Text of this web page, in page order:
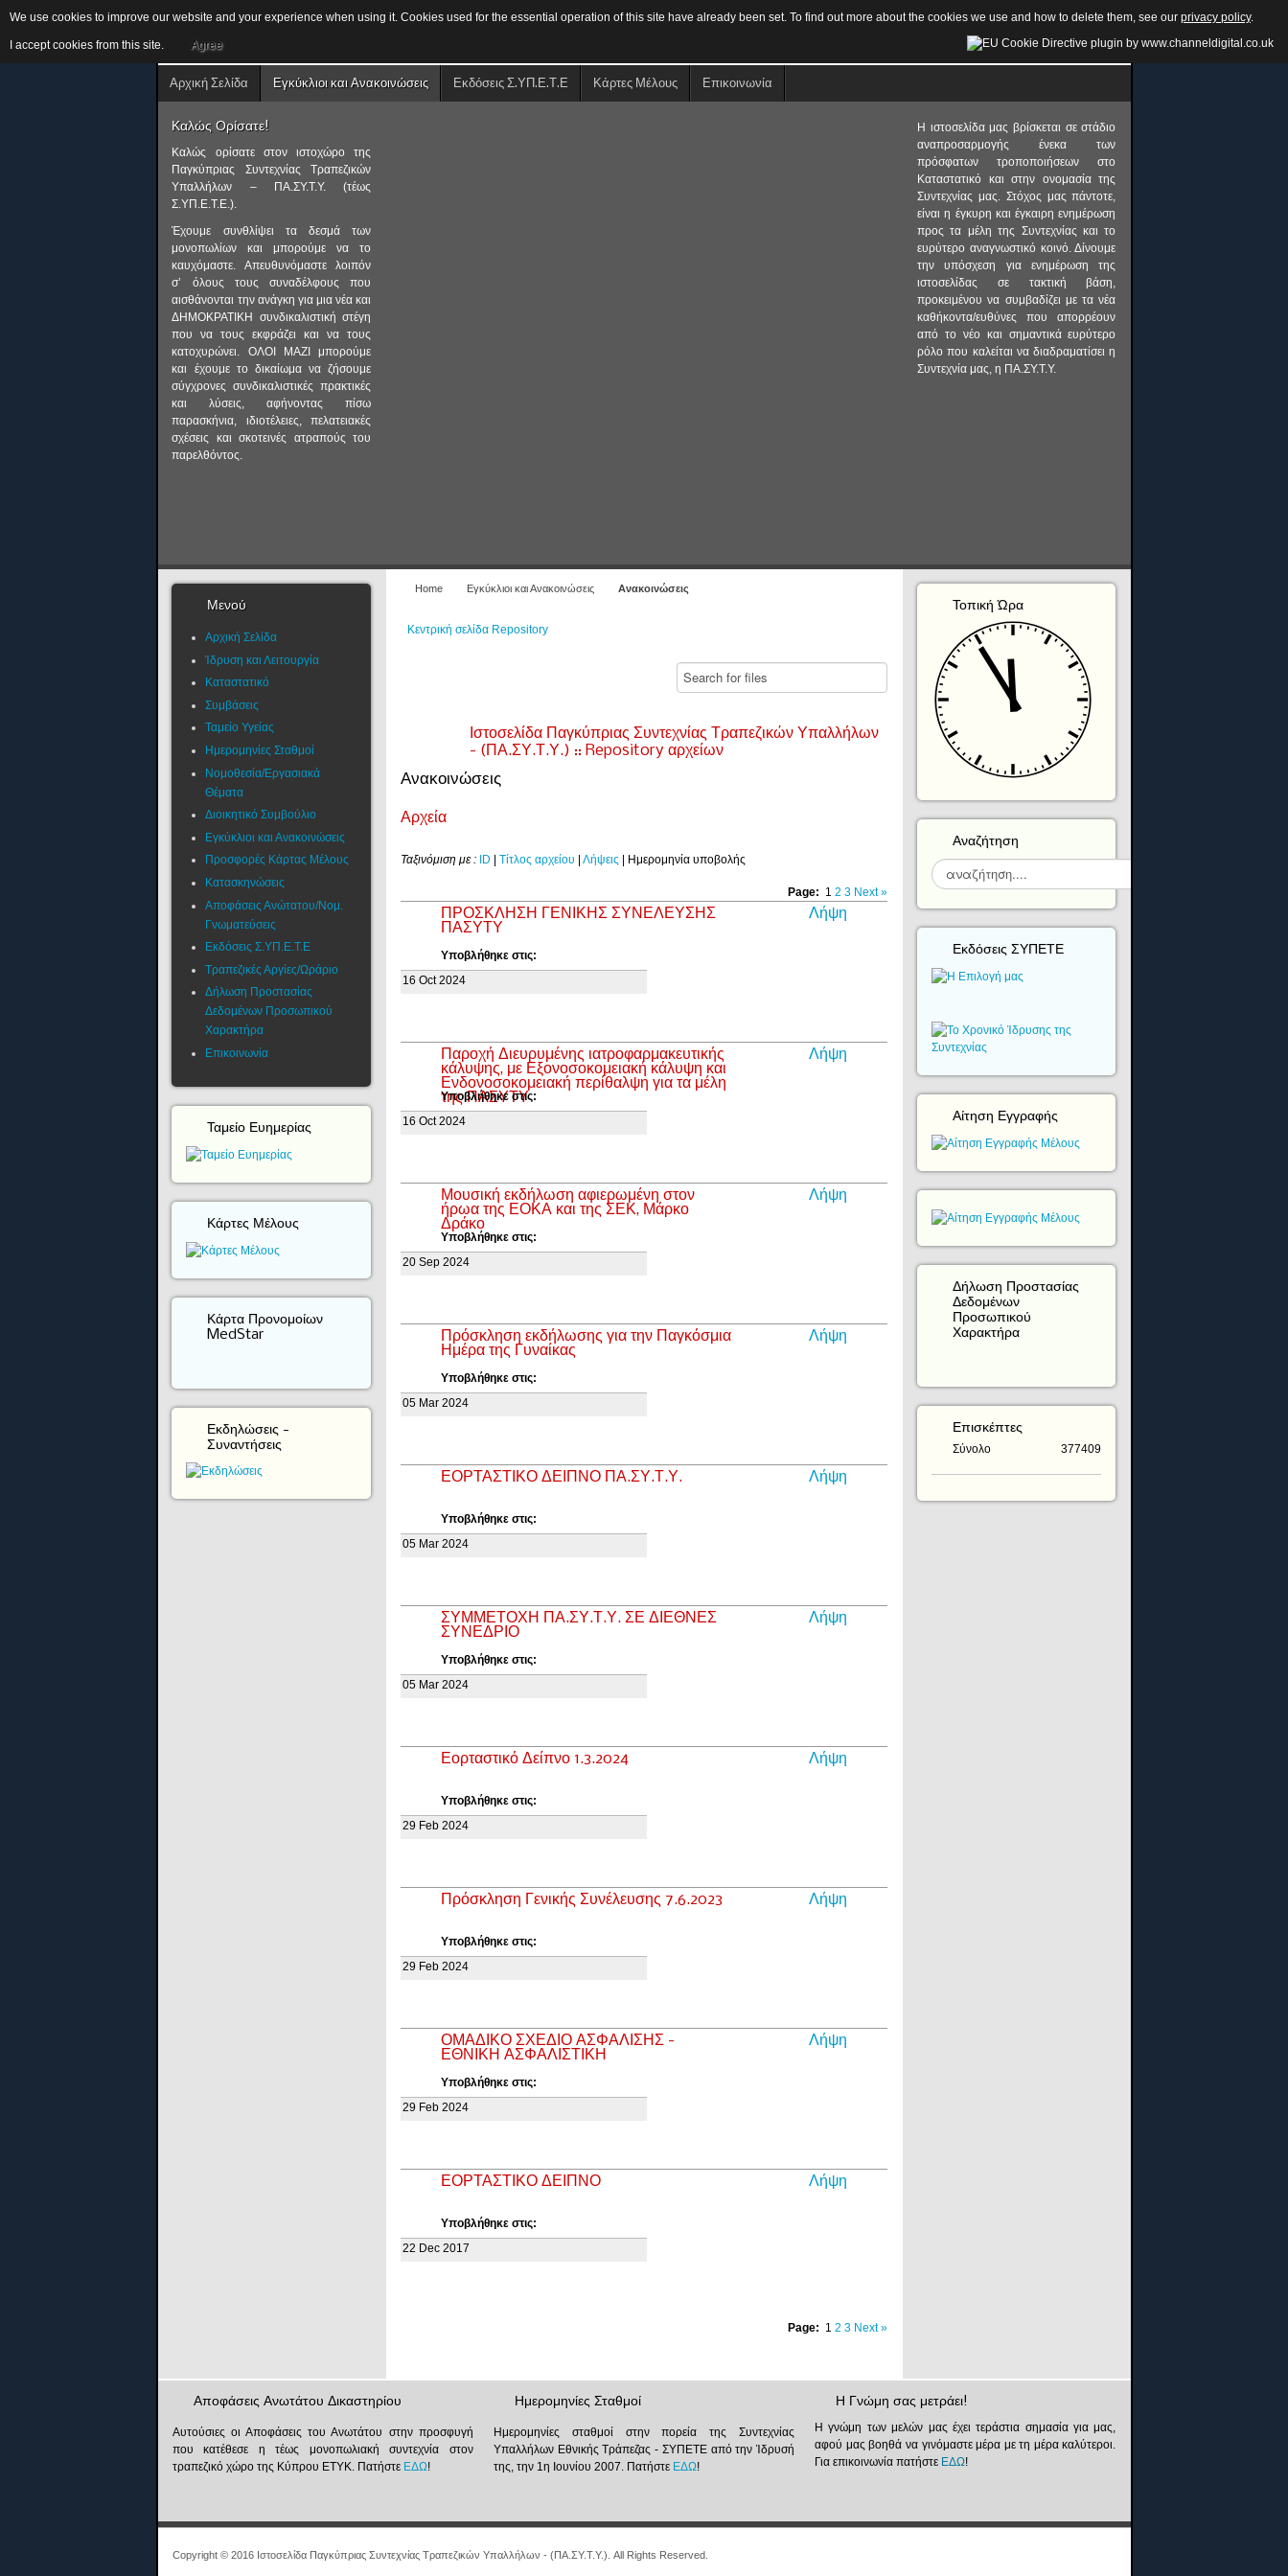
Αρχική Σελίδα Εγκύκλιοι και Ανακοινώσεις Εκδόσεις Σ.ΥΠ.Ε.Τ.Ε Κάρτες Μέλους Επικοινωνία
Καλώς Ορίσατε!
Καλώς ορίσατε στον ιστοχώρο της
Παγκύπριας Συντεχνίας Τραπεζικών
Υπαλλήλων – ΠΑ.ΣΥ.Τ.Υ. (τέως
Σ.ΥΠ.Ε.Τ.Ε.).
Έχουμε συνθλίψει τα δεσμά των
μονοπωλίων και μπορούμε να το
καυχόμαστε. Απευθυνόμαστε λοιπόν
σ’ όλους τους συναδέλφους που
αισθάνονται την ανάγκη για μια νέα και
ΔΗΜΟΚΡΑΤΙΚΗ συνδικαλιστική στέγη
που να τους εκφράζει και να τους
κατοχυρώνει. ΟΛΟΙ ΜΑΖΙ μπορούμε
και έχουμε το δικαίωμα να ζήσουμε
σύγχρονες συνδικαλιστικές πρακτικές
και λύσεις, αφήνοντας πίσω
παρασκήνια, ιδιοτέλειες, πελατειακές
σχέσεις και σκοτεινές ατραπούς του
παρελθόντος.
Η ιστοσελίδα μας βρίσκεται σε στάδιο
αναπροσαρμογής ένεκα των
πρόσφατων τροποποιήσεων στο
Καταστατικό και στην ονομασία της
Συντεχνίας μας. Στόχος μας πάντοτε,
είναι η έγκυρη και έγκαιρη ενημέρωση
προς τα μέλη της Συντεχνίας και το
ευρύτερο αναγνωστικό κοινό. Δίνουμε
την υπόσχεση για ενημέρωση της
ιστοσελίδας σε τακτική βάση,
προκειμένου να συμβαδίζει με τα νέα
καθήκοντα/ευθύνες που απορρέουν
από το νέο και σημαντικά ευρύτερο
ρόλο που καλείται να διαδραματίσει η
Συντεχνία μας, η ΠΑ.ΣΥ.Τ.Υ.
Home Εγκύκλιοι και Ανακοινώσεις Ανακοινώσεις
Κεντρική σελίδα Repository
Ιστοσελίδα Παγκύπριας Συντεχνίας Τραπεζικών Υπαλλήλων
- (ΠΑ.ΣΥ.Τ.Υ.) :: Repository αρχείων
Ανακοινώσεις
Αρχεία
Ταξινόμιση με : ID |Τίτλος αρχείου |Λήψεις | Ημερομηνία υποβολής
Page: 1 2 3 Next »
ΠΡΟΣΚΛΗΣΗ ΓΕΝΙΚΗΣ ΣΥΝΕΛΕΥΣΗΣ
ΠΑΣΥΤΥ
Λήψη
Υποβλήθηκε στις:
16 Oct 2024
Παροχή Διευρυμένης ιατροφαρμακευτικής
κάλυψης, με Εξονοσοκομειακή κάλυψη και
Ενδονοσοκομειακή περίθαλψη για τα μέλη
της ΠΑΣΥΤΥ
Λήψη
Υποβλήθηκε στις:
16 Oct 2024
Μουσική εκδήλωση αφιερωμένη στον
ήρωα της ΕΟΚΑ και της ΣΕΚ, Μάρκο
Δράκο
Λήψη
Υποβλήθηκε στις:
20 Sep 2024
Πρόσκληση εκδήλωσης για την Παγκόσμια
Ημέρα της Γυναίκας
Λήψη
Υποβλήθηκε στις:
05 Mar 2024
ΕΟΡΤΑΣΤΙΚΟ ΔΕΙΠΝΟ ΠΑ.ΣΥ.Τ.Υ. Λήψη
Υποβλήθηκε στις:
05 Mar 2024
ΣΥΜΜΕΤΟΧΗ ΠΑ.ΣΥ.Τ.Υ. ΣΕ ΔΙΕΘΝΕΣ
ΣΥΝΕΔΡΙΟ
Λήψη
Υποβλήθηκε στις:
05 Mar 2024
Εορταστικό Δείπνο 1.3.2024 Λήψη
Υποβλήθηκε στις:
29 Feb 2024
Πρόσκληση Γενικής Συνέλευσης 7.6.2023 Λήψη
Υποβλήθηκε στις:
29 Feb 2024
ΟΜΑΔΙΚΟ ΣΧΕΔΙΟ ΑΣΦΑΛΙΣΗΣ -
ΕΘΝΙΚΗ ΑΣΦΑΛΙΣΤΙΚΗ
Λήψη
Υποβλήθηκε στις:
29 Feb 2024
ΕΟΡΤΑΣΤΙΚΟ ΔΕΙΠΝΟ Λήψη
Υποβλήθηκε στις:
22 Dec 2017
Page: 1 2 3 Next »
Μενού
Αρχική Σελίδα
Ίδρυση και Λειτουργία
Καταστατικό
Συμβάσεις
Ταμείο Υγείας
Ημερομηνίες Σταθμοί
Νομοθεσία/Εργασιακά
Θέματα
Διοικητικό Συμβούλιο
Εγκύκλιοι και Ανακοινώσεις
Προσφορές Κάρτας Μέλους
Κατασκηνώσεις
Αποφάσεις Ανώτατου/Νομ.
Γνωματεύσεις
Εκδόσεις Σ.ΥΠ.Ε.Τ.Ε
Τραπεζικές Αργίες/Ωράριο
Δήλωση Προστασίας
Δεδομένων Προσωπικού
Χαρακτήρα
Επικοινωνία
Ταμείο Ευημερίας
Κάρτες Μέλους
Κάρτα Προνομοίων
MedStar
Εκδηλώσεις -
Συναντήσεις
Τοπική Ώρα
Αναζήτηση
Αναζήτηση...
Εκδόσεις ΣΥΠΕΤΕ
Αίτηση Εγγραφής
Δήλωση Προστασίας
Δεδομένων
Προσωπικού
Χαρακτήρα
Επισκέπτες
Σύνολο 377409
Αποφάσεις Ανωτάτου Δικαστηρίου
Αυτούσιες οι Αποφάσεις του Ανωτάτου στην προσφυγή
που κατέθεσε η τέως μονοπωλιακή συντεχνία στον
τραπεζικό χώρο της Κύπρου ΕΤΥΚ. Πατήστε ΕΔΩ!
Ημερομηνίες Σταθμοί
Ημερομηνίες σταθμοί στην πορεία της Συντεχνίας
Υπαλλήλων Εθνικής Τράπεζας - ΣΥΠΕΤΕ από την Ίδρυσή
της, την 1η Ιουνίου 2007. Πατήστε ΕΔΩ!
Η Γνώμη σας μετράει!
Η γνώμη των μελών μας έχει τεράστια σημασία για μας,
αφού μας βοηθά να γινόμαστε μέρα με τη μέρα καλύτεροι.
Για επικοινωνία πατήστε ΕΔΩ!
Copyright © 2016 Ιστοσελίδα Παγκύπριας Συντεχνίας Τραπεζικών Υπαλλήλων - (ΠΑ.ΣΥ.Τ.Υ.). All Rights Reserved.
We use cookies to improve our website and your experience when using it. Cookies used for the essential operation of this site have already been set. To find out more about the cookies we use and how to delete them, see our privacy policy.
I accept cookies from this site. Agree